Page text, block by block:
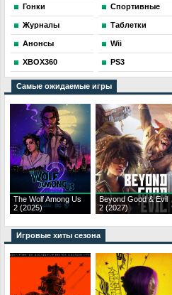
Гонки Спортивные
Журналы Таблетки
Анонсы Wii
XBOX360 PS3
Самые ожидаемые игры
The Wolf Among Us
2 (2025)
Beyond Good & Evil
2 (2027)
Игровые хиты сезона